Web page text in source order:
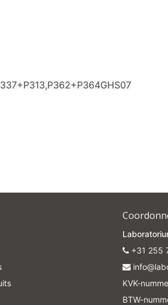
+31 255
KVK-
BTW-
Your discount applies to orders above